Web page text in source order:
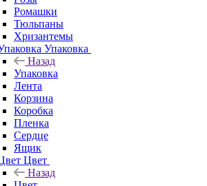
Ромашки
Тюльпаны
Хризантемы
Упаковка
Назад
Упаковка
Лента
Корзина
Коробка
Пленка
Сердце
Ящик
Цвет
Назад